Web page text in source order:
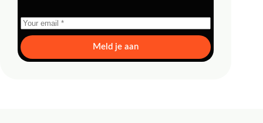
Meld je aan